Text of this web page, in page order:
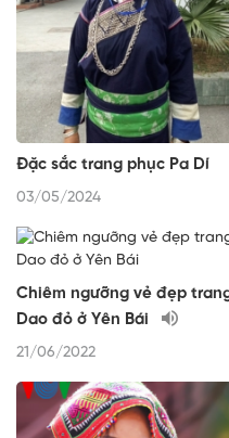
Đặc sắc trang phục Pa Dí
03/05/2024
Chiêm ngưỡng vẻ đẹp
Dao đỏ ở Yên Bái
21/06/2022